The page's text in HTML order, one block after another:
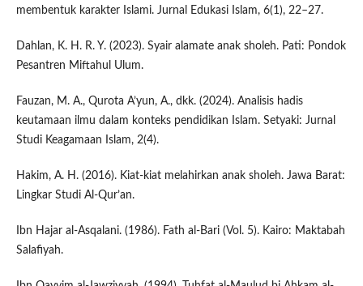
membentuk karakter Islami. Jurnal Edukasi Islam, 6(1), 22–27.
Dahlan, K. H. R. Y. (2023). Syair alamate anak sholeh. Pati: Pondok
Pesantren Miftahul Ulum.
Fauzan, M. A., Qurota A’yun, A., dkk. (2024). Analisis hadis
keutamaan ilmu dalam konteks pendidikan Islam. Setyaki: Jurnal
Studi Keagamaan Islam, 2(4).
Hakim, A. H. (2016). Kiat-kiat melahirkan anak sholeh. Jawa Barat:
Lingkar Studi Al-Qur’an.
Ibn Hajar al-Asqalani. (1986). Fath al-Bari (Vol. 5). Kairo: Maktabah
Salafiyah.